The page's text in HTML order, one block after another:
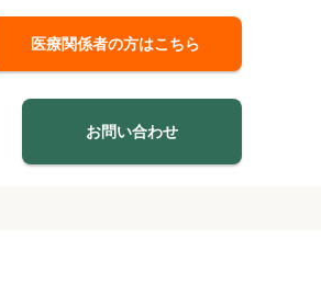
医療関係者の方はこちら
お問い合わせ